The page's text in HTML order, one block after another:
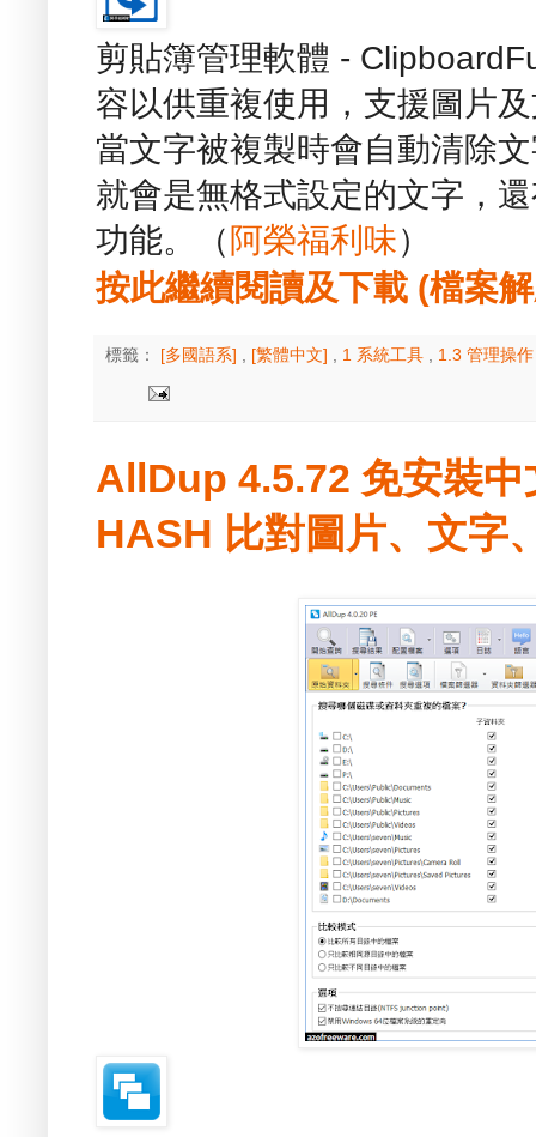
剪貼簿管理軟體 -
容以供重複使用，支援圖片
當文字被複製時會自動清除
就會是無格式設定的文字，
功能。（ 阿榮福利味）
按此繼續閱讀及下載 (檔案
標籤： [多國語系] [繁體中文] 1 系統工具 1.3 管理操
AllDup 4.5.72 免安裝
HASH 比對圖片、文字